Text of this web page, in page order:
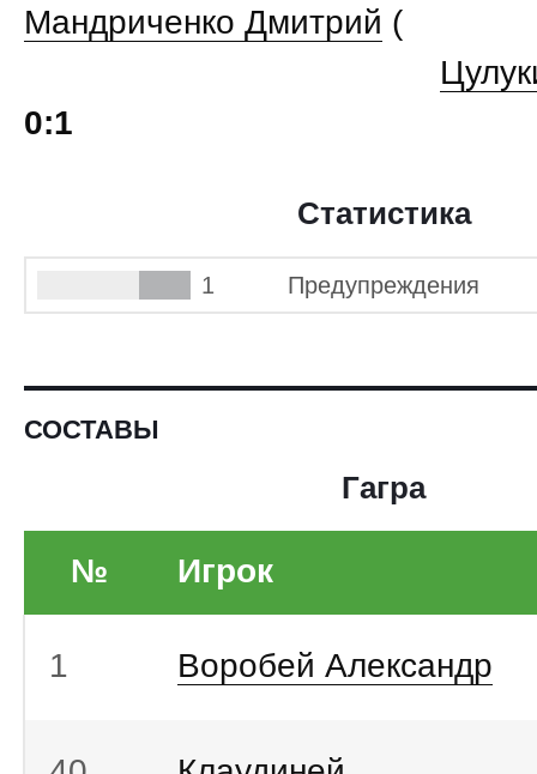
Мандриченко Дмитрий (
0:1
Статистика
1 Предупреждения
СОСТАВЫ
Гагра
№ Игрок
1 Воробей Александр